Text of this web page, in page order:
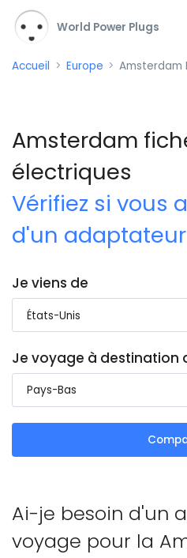
World Power Plugs
Accueil Europe Amsterdam
Amsterdam
électriques
Vérifiez si vous
d'un
Je viens de
Je voyage à destination
Ai-je besoin d'un
voyage pour la